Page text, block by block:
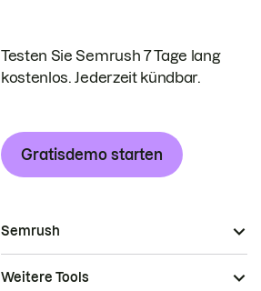
Testen Sie Semrush 7 Tage lang
kostenlos. Jederzeit kündbar.
Gratisdemo starten
Semrush
Weitere Tools